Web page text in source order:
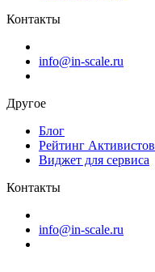
Контакты
info@in-scale.ru
Другое
Блог
Рейтинг Активистов
Виджет для сервиса
Контакты
info@in-scale.ru